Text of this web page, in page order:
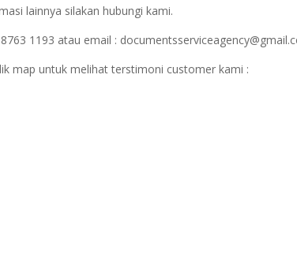
lainnya silakan hubungi kami.
1193 atau email :
map untuk melihat terstimoni customer kami :